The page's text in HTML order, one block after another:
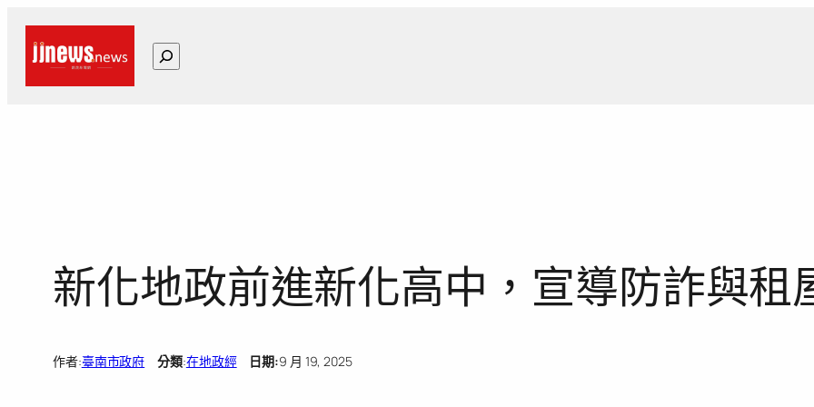
跳
搜
新化地政前進新化高中，宣導防詐與租
作者:臺南市政府 分類:在地政經日期:9 月 19, 2025